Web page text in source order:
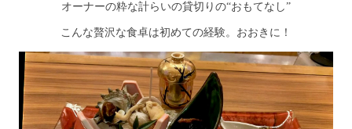
オーナーの粋な計らいの貸切りの“おもてなし”
こんな贅沢な食卓は初めての経験。おおきに！